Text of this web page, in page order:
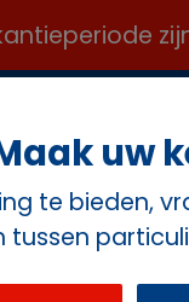
uw
te bieden,
tussen